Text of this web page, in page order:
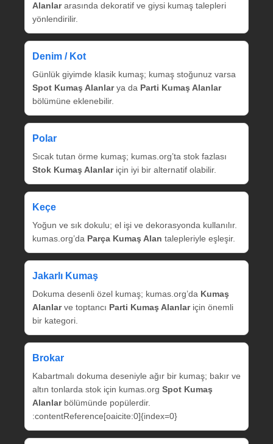
Alanlararasında dekoratif ve giysi kumaş talepleri
yönlendirilir.
Denim / Kot
Günlük giyimde klasik kumaş; kumaş stoğunuz varsa
Spot Kumaş Alanlarya da Parti Kumaş Alanlar
bölümüne eklenebilir.
Polar
Sıcak tutan örme kumaş; kumas.org’ta stok fazlası
Stok Kumaş Alanlariçin iyi bir alternatif olabilir.
Keçe
Yoğun ve sık dokulu; el işi ve dekorasyonda kullanılır.
kumas.org’da Parça Kumaş Alan talepleriyle eşleşir.
Jakarlı Kumaş
Dokuma desenli özel kumaş; kumas.org’da Kumaş
Alanlarve toptancı Parti Kumaş Alanlariçin önemli
bir kategori.
Brokar
Kabartmalı dokuma deseniyle ağır bir kumaş; bakır ve
altın tonlarda stok için kumas.org Spot Kumaş
Alanlarbölümünde popülerdir.
:contentReference[oaicite:0]{index=0}